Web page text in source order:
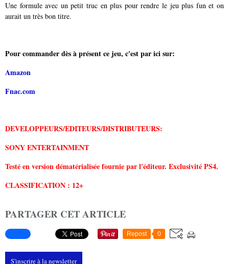
Une formule avec un petit truc en plus pour rendre le jeu plus fun et on
aurait un très bon titre.
Pour commander dès à présent ce jeu, c'est par ici sur:
Amazon
Fnac.com
DEVELOPPEURS/EDITEURS/DISTRIBUTEURS:
SONY ENTERTAINMENT
Testé en version dématérialisée fournie par l'éditeur. Exclusivité PS4.
CLASSIFICATION : 12+
PARTAGER CET ARTICLE
Repost 0
S'inscrire à la newsletter